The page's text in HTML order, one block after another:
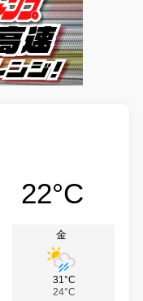
22°C
金
31°C
24°C